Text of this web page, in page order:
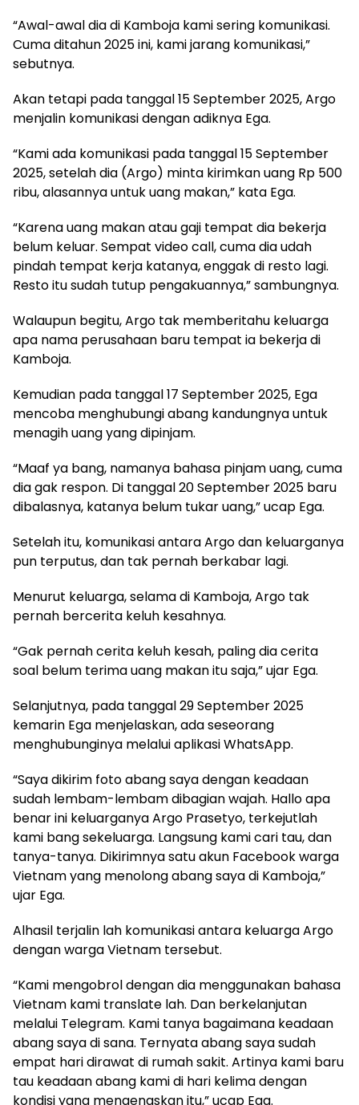
“Awal-awal dia di Kamboja kami sering komunikasi.
Cuma ditahun 2025 ini, kami jarang komunikasi,”
sebutnya.
Akan tetapi pada tanggal 15 September 2025, Argo
menjalin komunikasi dengan adiknya Ega.
“Kami ada komunikasi pada tanggal 15 September
2025, setelah dia (Argo) minta kirimkan uang Rp 500
ribu, alasannya untuk uang makan,” kata Ega.
“Karena uang makan atau gaji tempat dia bekerja
belum keluar. Sempat video call, cuma dia udah
pindah tempat kerja katanya, enggak di resto lagi.
Resto itu sudah tutup pengakuannya,” sambungnya.
Walaupun begitu, Argo tak memberitahu keluarga
apa nama perusahaan baru tempat ia bekerja di
Kamboja.
Kemudian pada tanggal 17 September 2025, Ega
mencoba menghubungi abang kandungnya untuk
menagih uang yang dipinjam.
“Maaf ya bang, namanya bahasa pinjam uang, cuma
dia gak respon. Di tanggal 20 September 2025 baru
dibalasnya, katanya belum tukar uang,” ucap Ega.
Setelah itu, komunikasi antara Argo dan keluarganya
pun terputus, dan tak pernah berkabar lagi.
Menurut keluarga, selama di Kamboja, Argo tak
pernah bercerita keluh kesahnya.
“Gak pernah cerita keluh kesah, paling dia cerita
soal belum terima uang makan itu saja,” ujar Ega.
Selanjutnya, pada tanggal 29 September 2025
kemarin Ega menjelaskan, ada seseorang
menghubunginya melalui aplikasi WhatsApp.
“Saya dikirim foto abang saya dengan keadaan
sudah lembam-lembam dibagian wajah. Hallo apa
benar ini keluarganya Argo Prasetyo, terkejutlah
kami bang sekeluarga. Langsung kami cari tau, dan
tanya-tanya. Dikirimnya satu akun Facebook warga
Vietnam yang menolong abang saya di Kamboja,”
ujar Ega.
Alhasil terjalin lah komunikasi antara keluarga Argo
dengan warga Vietnam tersebut.
“Kami mengobrol dengan dia menggunakan bahasa
Vietnam kami translate lah. Dan berkelanjutan
melalui Telegram. Kami tanya bagaimana keadaan
abang saya di sana. Ternyata abang saya sudah
empat hari dirawat di rumah sakit. Artinya kami baru
tau keadaan abang kami di hari kelima dengan
kondisi yang mengenaskan itu,” ucap Ega.